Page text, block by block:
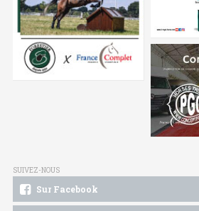
SUIVEZ-NOUS
Sur Facebook